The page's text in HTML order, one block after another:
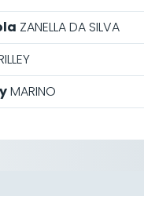
ZANELLA DA SILVA
MARINO